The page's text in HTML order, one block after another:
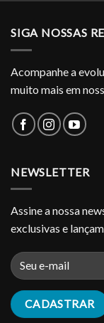
SIGA NOSSAS
Acompanhe a
muito mais em
NEWSLETTER
Assine a nossa
exclusivas e